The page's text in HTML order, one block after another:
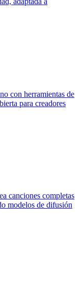
con herramientas de
para creadores
canciones completas
modelos de difusión